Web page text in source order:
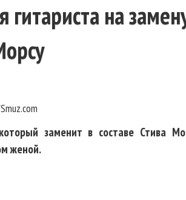
на
заменит в составе Стива
женой.